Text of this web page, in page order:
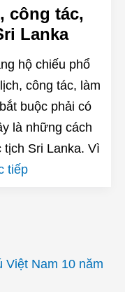
công tác,
Lanka
hộ chiếu phổ
công tác, làm
buộc phải có
là những cách
Sri Lanka. Vì
tiếp
Việt Nam 10 năm